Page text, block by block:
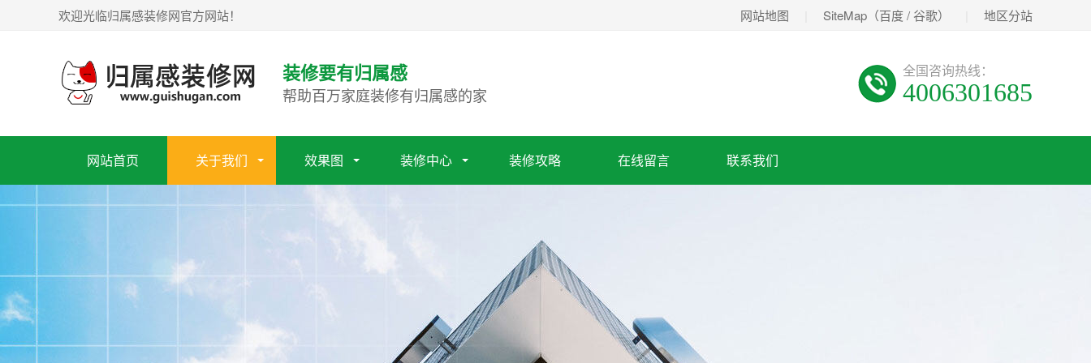
欢迎光临归属感装修网官方网站！ 网站地图 SiteMap（百度/ 谷歌） 地区分站
装修要有归属感
帮助百万家庭装修有归属感的家
全国咨询热线：
4006301685
网站首页 关于我们 效果图 装修中心 装修攻略 在线留言 联系我们